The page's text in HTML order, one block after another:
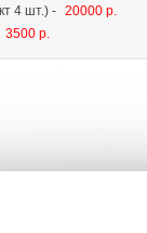
4 шт.) - 20000 р.
3500 р.